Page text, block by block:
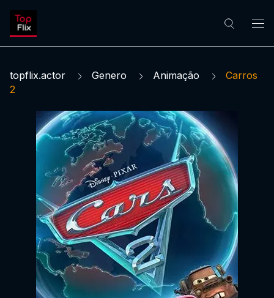
topflix.actor Genero Animação
Carros
2